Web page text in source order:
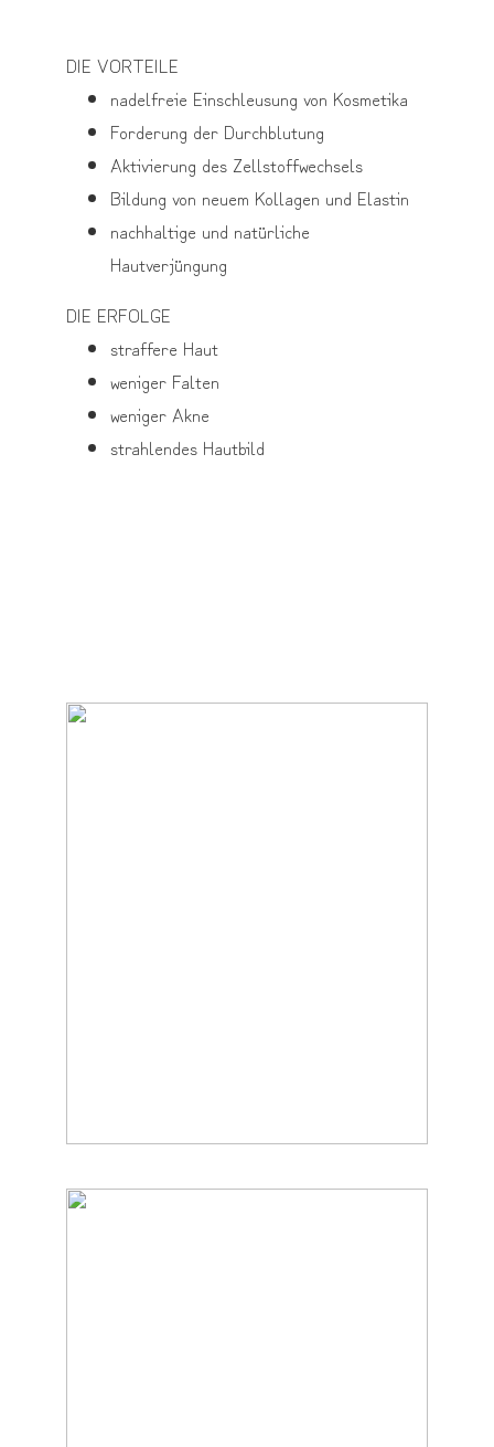
DIE VORTEILE
nadelfreie Einschleusung von Kosmetika
Forderung der Durchblutung
Aktivierung des Zellstoffwechsels
Bildung von neuem Kollagen und Elastin
nachhaltige und natürliche
Hautverjüngung
DIE ERFOLGE
straffere Haut
weniger Falten
weniger Akne
strahlendes Hautbild